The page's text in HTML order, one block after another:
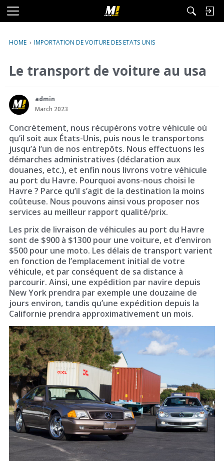
M
u
HOME › IMPORTATION DE VOITURE DES ETATS UNIS
Le transport de voiture au usa
admin
March 2023
Concrètement, nous récupérons votre véhicule où
qu’il soit aux États-Unis, puis nous le transportons
jusqu’à l’un de nos entrepôts. Nous effectuons les
démarches administratives (déclaration aux
douanes, etc.), et enfin nous livrons votre véhicule
au port du Havre. Pourquoi avons-nous choisi le
Havre ? Parce qu’il s’agit de la destination la moins
coûteuse. Nous pouvons ainsi vous proposer nos
services au meilleur rapport qualité/prix.
Les prix de livraison de véhicules au port du Havre
sont de $900 à $1300 pour une voiture, et d’environ
$500 pour une moto. Les délais de transport varient
en fonction de l’emplacement initial de votre
véhicule, et par conséquent de sa distance à
parcourir. Ainsi, une expédition par navire depuis
New York prendra par exemple une douzaine de
jours environ, tandis qu’une expédition depuis la
Californie prendra approximativement un mois.